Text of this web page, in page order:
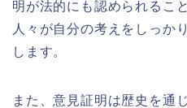
明が法的にも認められるこ
人々が自分の考えをしっか
します。
また、意見証明は歴史を通